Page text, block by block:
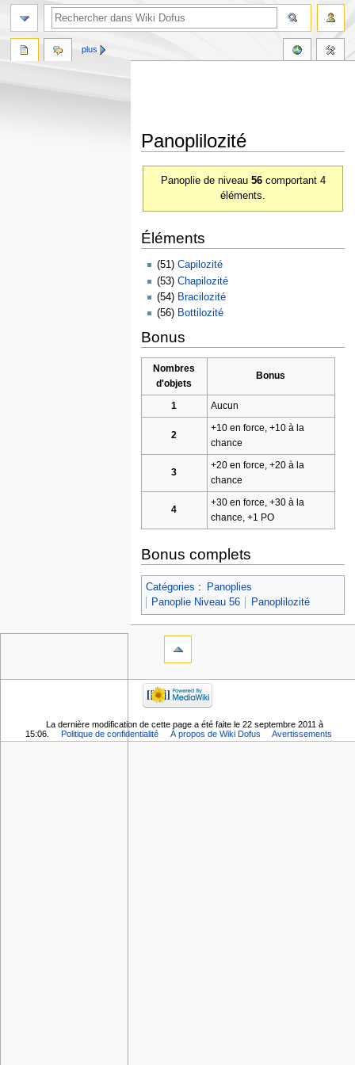
Panoplilozité
Panoplie de niveau 56comportant 4
éléments.
Éléments
(51)Capilozité
(53)Chapilozité
(54) Bracilozité
(56) Bottilozité
Bonus
Nombres
d'objets
Bonus
1 Aucun
2
+10 en force, +10 à la
chance
3
+20 en force, +20 à la
chance
4
+30 en force, +30 à la
chance, +1 PO
Bonus complets
Catégories :
Panoplies
Panoplie Niveau 56
Panoplilozité
plus
La dernière modification de cette page a été faite le 22 septembre 2011 à
15:06.
Politique de confidentialité À propos de Wiki Dofus Avertissements